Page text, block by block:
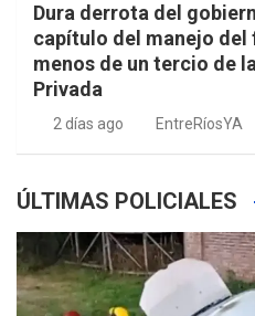
Dura derrota del
capítulo del manejo del
menos de un tercio de
Privada
2 días ago EntreRíosYA
ÚLTIMAS POLICIALES